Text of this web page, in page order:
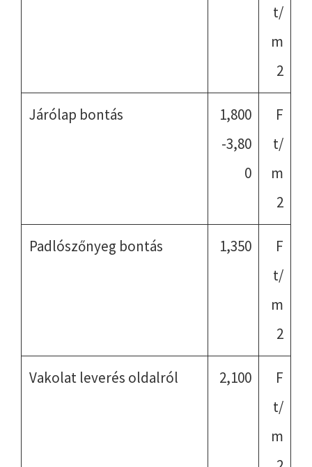
t/
m
2
Járólap bontás
1,800
-3,80
0
F
t/
m
2
Padlószőnyeg bontás 1,350
F
t/
m
2
Vakolat leverés oldalról 2,100
F
t/
m